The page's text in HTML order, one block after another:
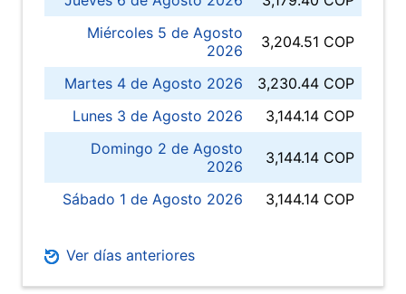
Miércoles 5 de Agosto
2026
3,204.51 COP
Martes 4 de Agosto 2026
3,230.44 COP
Lunes 3 de Agosto 2026
3,144.14 COP
Domingo 2 de Agosto
2026
3,144.14 COP
Sábado 1 de Agosto 2026 3,144.14 COP
Ver días anteriores